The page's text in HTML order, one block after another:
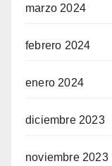
marzo 2024
febrero 2024
enero 2024
diciembre 2023
noviembre 2023